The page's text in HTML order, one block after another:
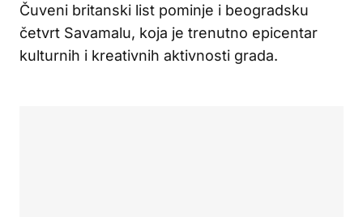
Čuveni britanski list pominje i beogradsku
četvrt Savamalu, koja je trenutno epicentar
kulturnih i kreativnih aktivnosti grada.